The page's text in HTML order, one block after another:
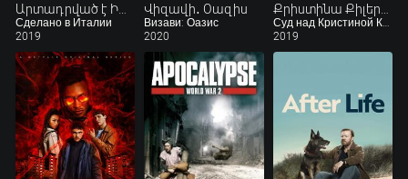
Сделано в Италии
2019
Վիզավի․ Օազիս
Визави: Оазис
2020
Суд над Кристиной Килер
2019